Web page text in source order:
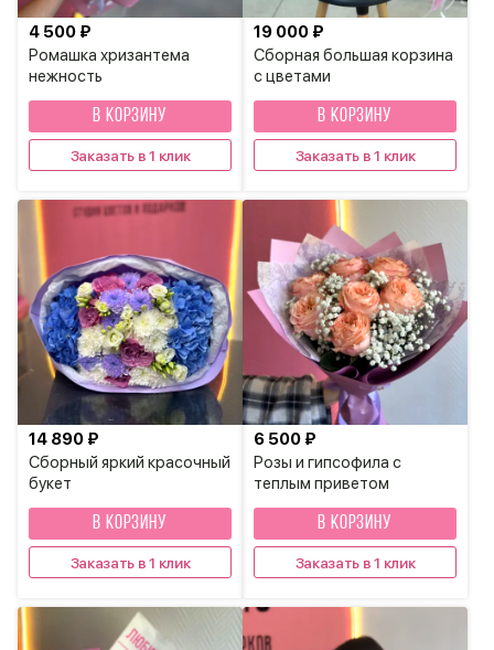
Ромашка хризантема
нежность
4 500 ₽
В КОРЗИНУ
Заказать в 1 клик
Сборная большая корзина
с цветами
19 000 ₽
В КОРЗИНУ
Заказать в 1 клик
Сборный яркий красочный
букет
14 890 ₽
В КОРЗИНУ
Заказать в 1 клик
Розы и гипсофила с
теплым приветом
6 500 ₽
В КОРЗИНУ
Заказать в 1 клик